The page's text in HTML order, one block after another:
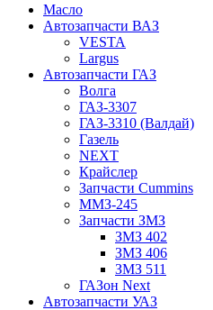
Масло
Автозапчасти ВАЗ
VESTA
Largus
Автозапчасти ГАЗ
Волга
ГАЗ-3307
ГАЗ-3310 (Валдай)
Газель
NEXT
Крайслер
Запчасти Cummins
ММЗ-245
Запчасти ЗМЗ
ЗМЗ 402
ЗМЗ 406
ЗМЗ 511
ГАЗон Next
Автозапчасти УАЗ